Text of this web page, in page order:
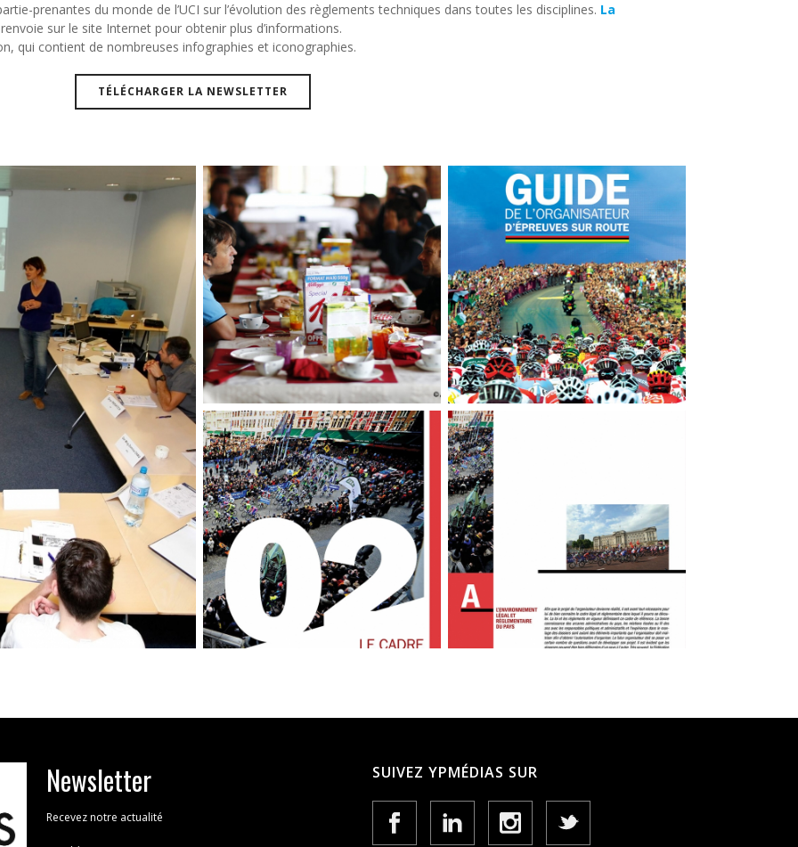
prenantes du monde de l’UCI sur l’évolution des règlements techniques dans toutes les disciplines. La
sur le site Internet pour obtenir plus d’informations.
qui contient de nombreuses infographies et iconographies.
TÉLÉCHARGER LA NEWSLETTER
Newsletter
Recevez notre actualité
SUIVEZ YPMÉDIAS SUR